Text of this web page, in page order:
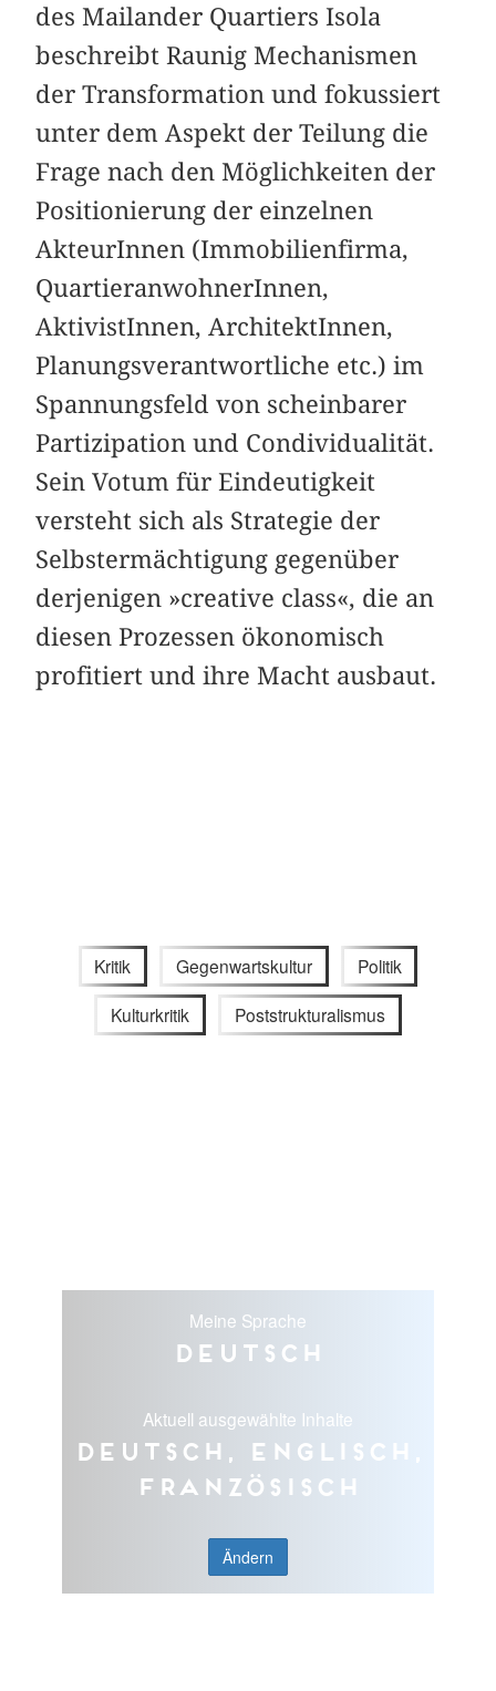
des Mailander Quartiers Isola
beschreibt Raunig Mechanismen
der Transformation und fokussiert
unter dem Aspekt der Teilung die
Frage nach den Möglichkeiten der
Positionierung der einzelnen
AkteurInnen (Immobilienfirma,
QuartieranwohnerInnen,
AktivistInnen, ArchitektInnen,
Planungsverantwortliche etc.) im
Spannungsfeld von scheinbarer
Partizipation und Condividualität.
Sein Votum für Eindeutigkeit
versteht sich als Strategie der
Selbstermächtigung gegenüber
derjenigen »creative class«, die an
diesen Prozessen ökonomisch
profitiert und ihre Macht ausbaut.
Kritik Gegenwartskultur Politik
Kulturkritik Poststrukturalismus
Meine Sprache
Deutsch
Aktuell ausgewählte Inhalte
Deutsch, Englisch,
Französisch
Ändern